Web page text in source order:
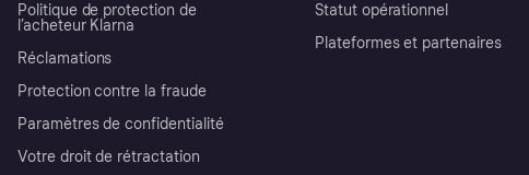
Politique de protection de
l’acheteur Klarna
Réclamations
Protection contre la fraude
Paramètres de confidentialité
Votre droit de rétractation
Statut opérationnel
Plateformes et partenaires